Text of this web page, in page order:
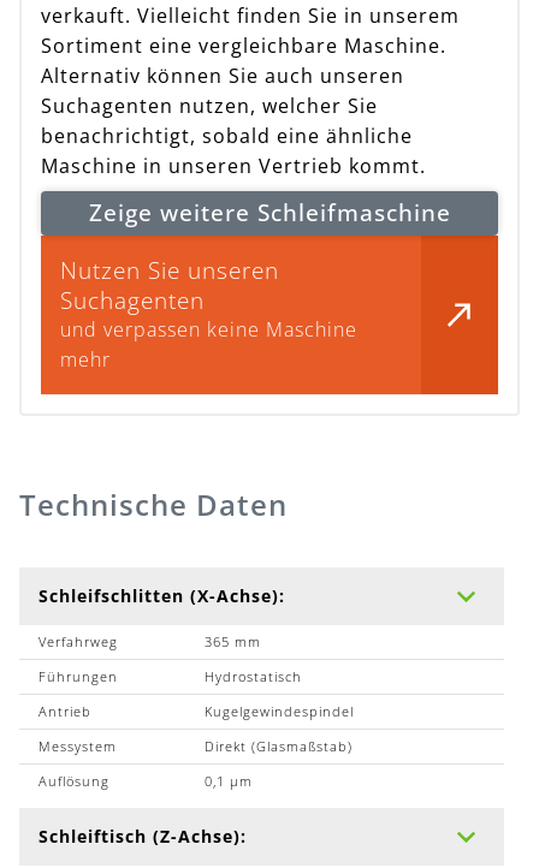
verkauft. Vielleicht finden Sie in unserem
Sortiment eine vergleichbare Maschine.
Alternativ können Sie auch unseren
Suchagenten nutzen, welcher Sie
benachrichtigt, sobald eine ähnliche
Maschine in unseren Vertrieb kommt.
Zeige weitere Schleifmaschine
Nutzen Sie unseren
Suchagenten
und verpassen keine Maschine
mehr
Technische Daten
Schleifschlitten (X-Achse):
Verfahrweg
365 mm
Führungen
Hydrostatisch
Antrieb
Kugelgewindespindel
Messystem
Direkt (Glasmaßstab)
Auflösung
0,1 µm
Schleiftisch (Z-Achse):